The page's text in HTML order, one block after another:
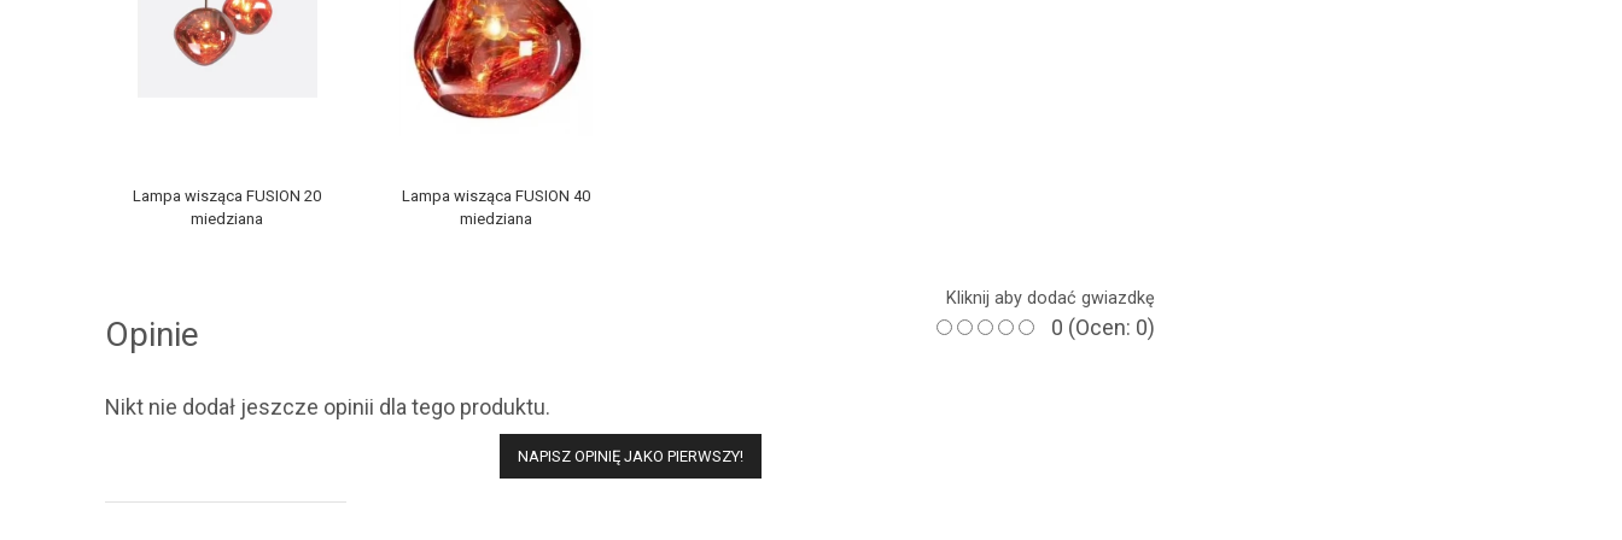
Lampa wisząca FUSION 20
miedziana
Lampa wisząca FUSION 40
miedziana
Opinie
Kliknij aby dodać gwiazdkę
0 (Ocen: 0)
Nikt nie dodał jeszcze opinii dla tego produktu.
NAPISZ OPINIĘ JAKO PIERWSZY!